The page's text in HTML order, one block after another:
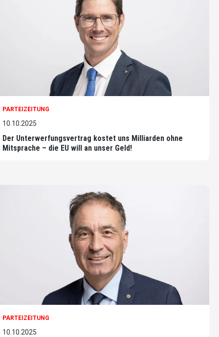
PARTEIZEITUNG
10.10.2025
Der Unterwerfungsvertrag kostet uns Milliarden ohne
Mitsprache – die EU will an unser Geld!
PARTEIZEITUNG
10.10.2025